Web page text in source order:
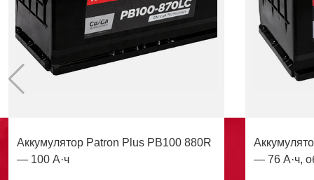
Аккумулятор Patron Plus PB100 880R
— 100 А·ч
— 76 А·ч,